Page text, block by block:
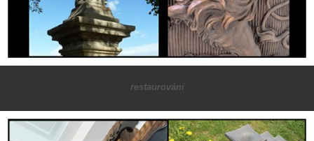
restaurování